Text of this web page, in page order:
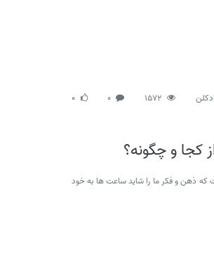
1572
0
0
کجا و چگونه؟
که ذهن و فکر ما را شاید ساعت ها به خود